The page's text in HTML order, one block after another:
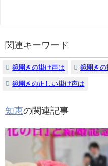
関連キーワード
鏡開きの掛け声は 鏡開きの
鏡開きの正しい掛け声は
知恵の関連記事